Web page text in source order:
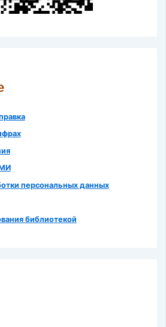
персональных данных
библиотекой